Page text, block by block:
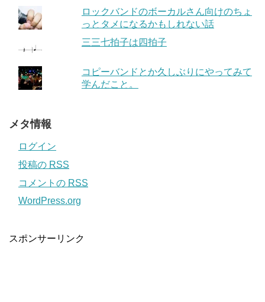
ロックバンドのボーカルさん向けのちょ
っとタメになるかもしれない話
三三七拍子は四拍子
コピーバンドとか久しぶりにやってみて
学んだこと。
メタ情報
ログイン
投稿の RSS
コメントの RSS
WordPress.org
スポンサーリンク